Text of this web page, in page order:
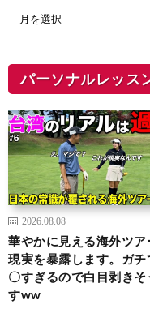
パーソナルレッス
2026.08.08
華やかに見える海外ツア
現実を暴露します。ガチ
〇すぎるので白目剥きそ
すww